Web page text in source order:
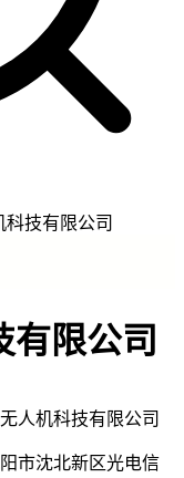
技有限公司
有限公司
人机科技有限公司
市沈北新区光电信